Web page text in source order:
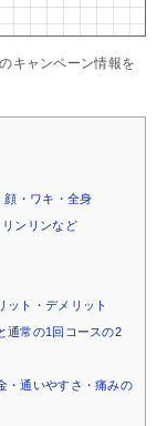
キャンペーン情報を
顔・ワキ・全身
ンリンなど
ット・デメリット
通常の1回コースの2
・通いやすさ・痛みの